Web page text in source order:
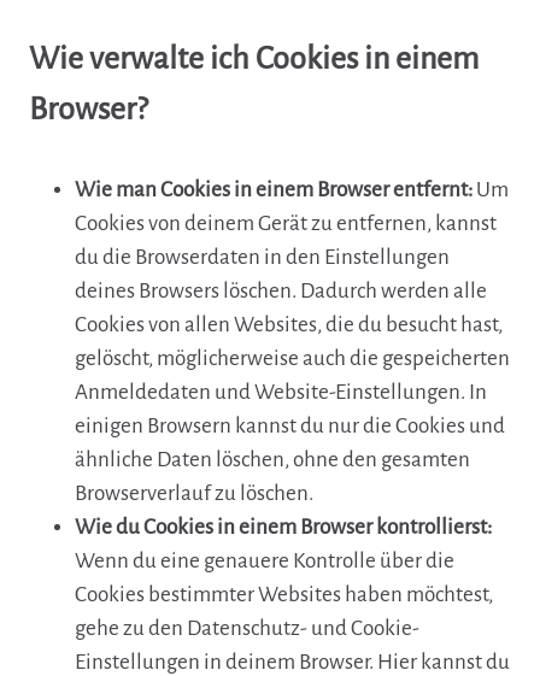
Wie verwalte ich Cookies in einem
Browser?
Wie man Cookies in einem Browser entfernt: Um
Cookies von deinem Gerät zu entfernen, kannst
du die Browserdaten in den Einstellungen
deines Browsers löschen. Dadurch werden alle
Cookies von allen Websites, die du besucht hast,
gelöscht, möglicherweise auch die gespeicherten
Anmeldedaten und Website-Einstellungen. In
einigen Browsern kannst du nur die Cookies und
ähnliche Daten löschen, ohne den gesamten
Browserverlauf zu löschen.
Wie du Cookies in einem Browser kontrollierst:
Wenn du eine genauere Kontrolle über die
Cookies bestimmter Websites haben möchtest,
gehe zu den Datenschutz- und Cookie-
Einstellungen in deinem Browser. Hier kannst du